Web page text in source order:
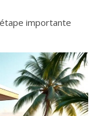
importante